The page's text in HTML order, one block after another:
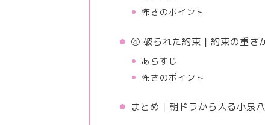
怖さのポイント
④ 破られた約束｜約束の重さ
あらすじ
怖さのポイント
まとめ｜朝ドラから入る小泉